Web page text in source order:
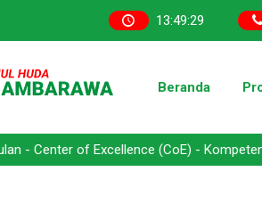
13:49:29
Beranda
of Excellence (CoE) - Kompetensi